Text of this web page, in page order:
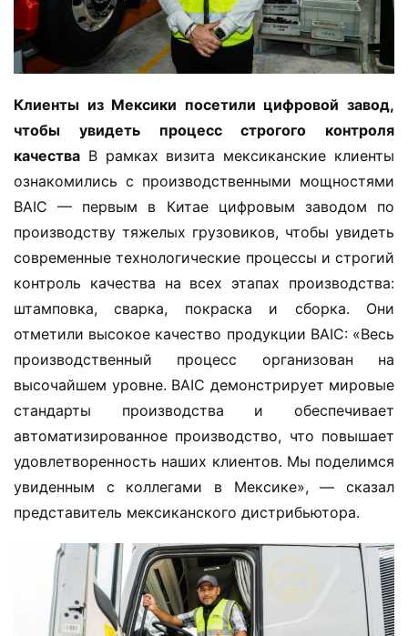
Д
м
о
й
И
н
ф
м
а
ц
и
я
г
р
у
Клиенты из Мексики посетили цифровой завод,
чтобы увидеть процесс строгого контроля
качества В рамках визита мексиканские клиенты
ознакомились с производственными мощностями
BAIC — первым в Китае цифровым заводом по
производству тяжелых грузовиков, чтобы увидеть
современные технологические процессы и строгий
контроль качества на всех этапах производства:
штамповка, сварка, покраска и сборка. Они
отметили высокое качество продукции BAIC: «Весь
производственный процесс организован на
высочайшем уровне. BAIC демонстрирует мировые
стандарты производства и обеспечивает
автоматизированное производство, что повышает
удовлетворенность наших клиентов. Мы поделимся
увиденным с коллегами в Мексике», — сказал
представитель мексиканского дистрибьютора.